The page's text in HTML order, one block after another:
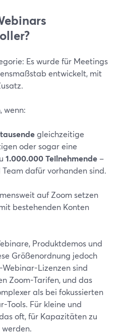
Es wurde für Meetings
entwickelt, mit
wenn:
gleichzeitige
oder sogar eine
1.000.000 Teilnehmende –
dafür vorhanden sind.
auf Zoom setzen
bestehenden Konten
Produktdemos und
Größenordnung jedoch
Lizenzen sind
Zoom-Tarifen, und das
als bei fokussierten
Tools. Für kleine und
oft, für Kapazitäten zu